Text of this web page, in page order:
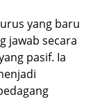
yang baru
jawab secara
pasif. Ia